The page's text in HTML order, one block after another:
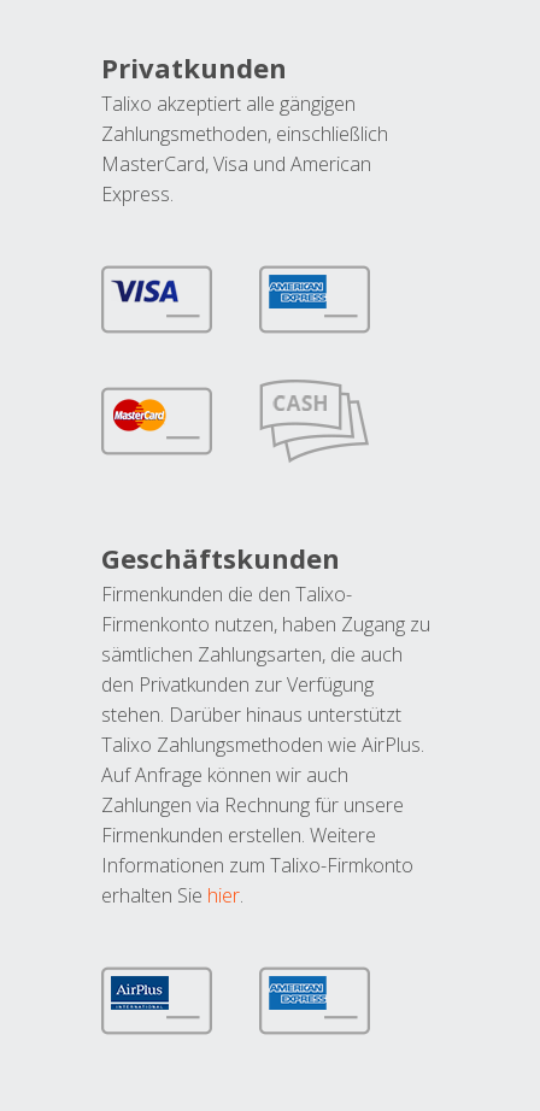
Privatkunden
Talixo akzeptiert alle gängigen
Zahlungsmethoden, einschließlich
MasterCard, Visa und American
Express.
Geschäftskunden
Firmenkunden die den Talixo-
Firmenkonto nutzen, haben Zugang zu
sämtlichen Zahlungsarten, die auch
den Privatkunden zur Verfügung
stehen. Darüber hinaus unterstützt
Talixo Zahlungsmethoden wie AirPlus.
Auf Anfrage können wir auch
Zahlungen via Rechnung für unsere
Firmenkunden erstellen. Weitere
Informationen zum Talixo-Firmkonto
erhalten Sie hier.